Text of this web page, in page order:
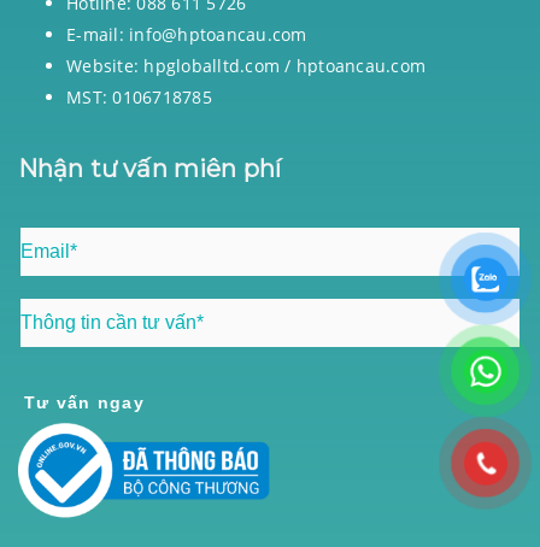
E-mail: info@hptoancau.com
Website: hpgloballtd.com / hptoancau.com
MST: 0106718785
Nhận tư vấn miên phí
Tư vấn ngay